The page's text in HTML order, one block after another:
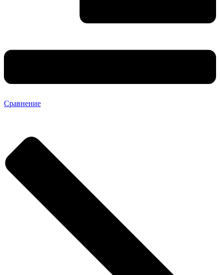
Сравнение